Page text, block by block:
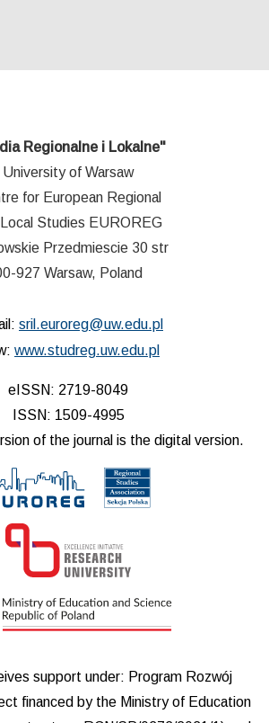
Regionalne i Lokalne"
University of Warsaw
for European Regional
Studies EUROREG
Przedmiescie 30 str
927 Warsaw, Poland
sril.euroreg@uw.edu.pl
www.studreg.uw.edu.pl
eISSN: 2719-8049
ISSN: 1509-4995
of the journal is the digital version.
support under: Program Rozwój
financed by the Ministry of Education